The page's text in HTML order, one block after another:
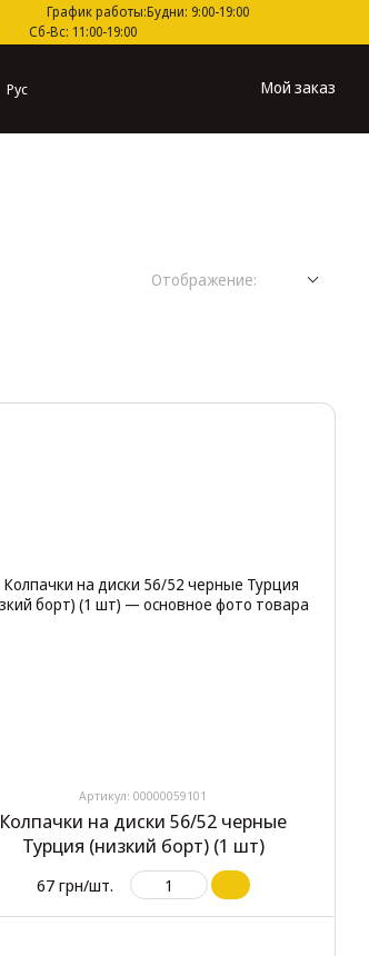
График работы:Будни: 9:00-19:00
Сб-Вс: 11:00-19:00
Рус Мой заказ
Отображение:
Артикул: 00000059101
Колпачки на диски 56/52 черные
Турция (низкий борт) (1 шт)
67 грн/шт.